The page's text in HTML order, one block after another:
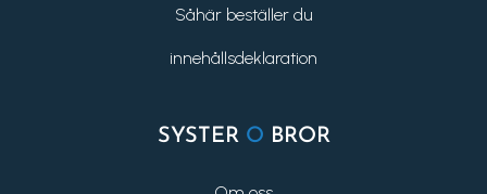
Såhär beställer du
innehållsdeklaration
SYSTER O BROR